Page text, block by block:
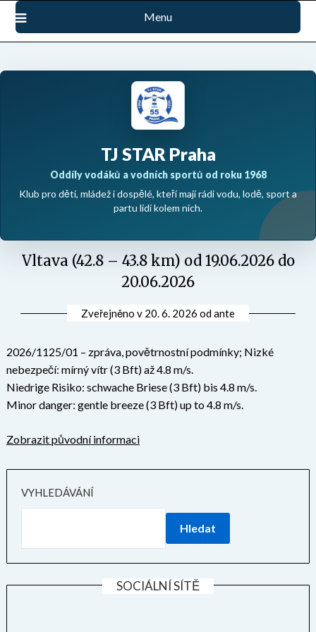
Přejdi
obsah
Menu
TJ STAR Praha
Oddíly vodáků a vodních sportů od roku 1968
Klub pro děti, mládež i dospělé, kteří mají rádi vodu, lodě, sport a
partu lidí kolem nich.
Vltava (42.8 – 43.8 km) od 19.06.2026 do
20.06.2026
Zveřejněno v 20. 6. 2026 odante
2026/1125/01 – zpráva, povětrnostní podmínky; Nizké
nebezpečí: mírný vítr (3 Bft) až 4.8 m/s.
Niedrige Risiko: schwache Briese (3 Bft) bis 4.8 m/s.
Minor danger: gentle breeze (3 Bft) up to 4.8 m/s.
Zobrazit původní informaci
VYHLEDÁVÁNÍ
Hledat
SOCIÁLNÍ SÍTĚ